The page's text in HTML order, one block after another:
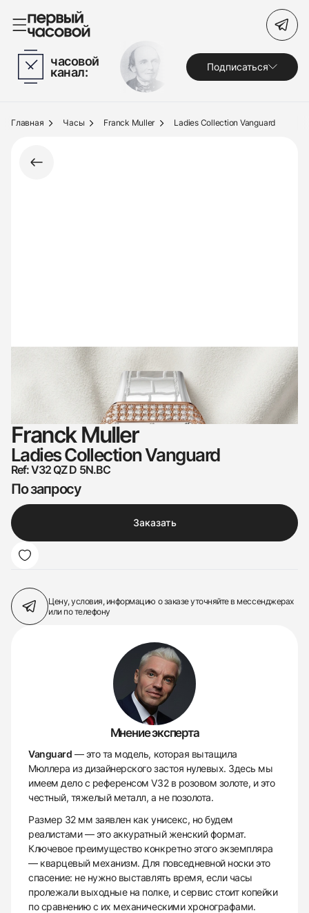
Часы
Украшения
Под заказ
Поиск по сайту
часовой
канал: Подписаться
Главная Часы Franck Muller Ladies Collection Vanguard
Franck Muller
Ladies Collection Vanguard
Ref: V32 QZ D 5N.BC
По запросу
Заказать
Цену, условия, информацию о заказеуточняйте в мессенджерах
или по телефону
Мнение эксперта
Vanguard — это та модель, которая вытащила
Мюллера из дизайнерского застоя нулевых. Здесь мы
имеем дело с референсом V32 в розовом золоте, и это
честный, тяжелый металл, а не позолота.
Размер 32 мм заявлен как унисекс, но будем
реалистами — это аккуратный женский формат.
Ключевое преимущество конкретно этого экземпляра
— кварцевый механизм. Для повседневной носки это
спасение: не нужно выставлять время, если часы
пролежали выходные на полке, и сервис стоит копейки
по сравнению с их механическими хронографами.